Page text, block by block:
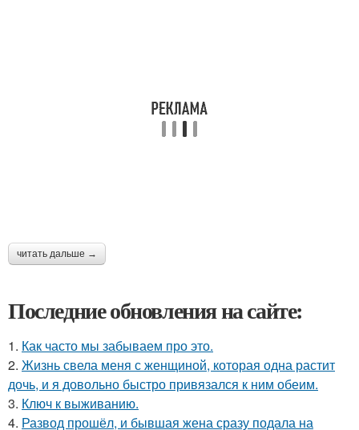
читать дальше →
Последние обновления на сайте:
1. Как часто мы забываем про это.
2. Жизнь свела меня с женщиной, которая одна растит
дочь, и я довольно быстро привязался к ним обеим.
3. Ключ к выживанию.
4. Развод прошёл, и бывшая жена сразу подала на